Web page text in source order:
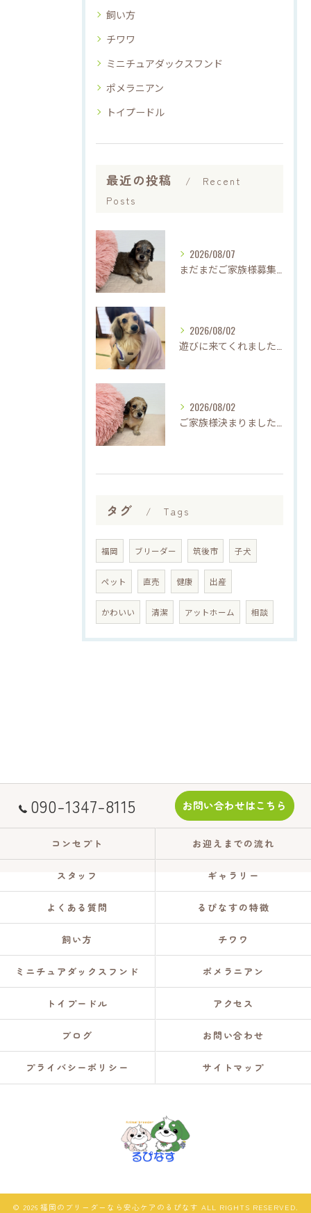
飼い方
チワワ
ミニチュアダックスフンド
ポメラニアン
トイプードル
最近の投稿
Recent
Posts
2026/08/07
まだまだご家族様募集中です(*'▽'*)
2026/08/02
遊びに来てくれました♡(о´∀`о)
2026/08/02
ご家族様決まりました♡♪
タグ Tags
福岡 ブリーダー 筑後市 子犬
ペット 直売 健康 出産
かわいい 清潔 アットホーム 相談
090-1347-8115 お問い合わせはこちら
コンセプト お迎えまでの流れ
スタッフ ギャラリー
よくある質問 るぴなすの特徴
飼い方 チワワ
ミニチュアダックスフンド ポメラニアン
トイプードル アクセス
ブログ お問い合わせ
プライバシーポリシー サイトマップ
© 2026 福岡のブリーダーなら安心ケアのるぴなす ALL RIGHTS RESERVED.